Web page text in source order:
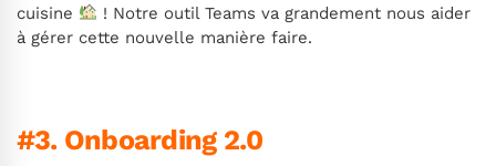
cuisine
! Notre outil Teams va grandement nous aider
à gérer cette nouvelle manière faire.
#3. Onboarding 2.0